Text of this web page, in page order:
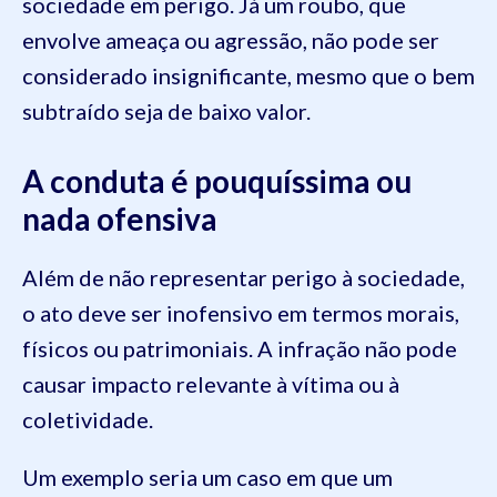
envolve ameaça ou agressão, não pode ser
considerado insignificante, mesmo que o bem
subtraído seja de baixo valor.
A conduta é pouquíssima ou
nada ofensiva
Além de não representar perigo à sociedade,
o ato deve ser inofensivo em termos morais,
físicos ou patrimoniais. A infração não pode
causar impacto relevante à vítima ou à
coletividade.
Um exemplo seria um caso em que um